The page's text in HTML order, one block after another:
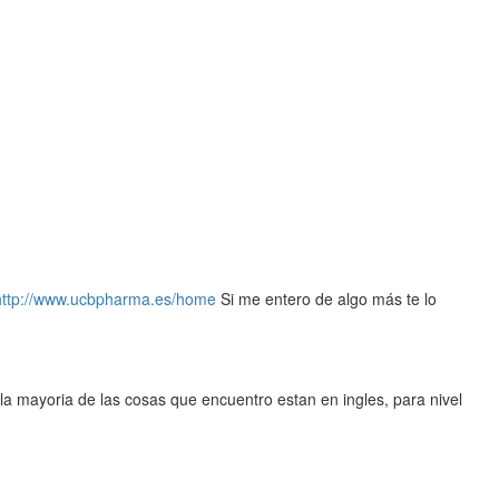
www.ucbpharma.es/home Si me entero de algo más te lo
mayoria de las cosas que encuentro estan en ingles, para nivel